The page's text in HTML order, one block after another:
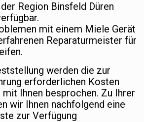
Region Binsfeld Düren
mit einem Miele Gerät
Reparaturmeister für
werden die zur
erforderlichen Kosten
Ihnen besprochen. Zu Ihrer
wir Ihnen nachfolgend eine
zur Verfügung